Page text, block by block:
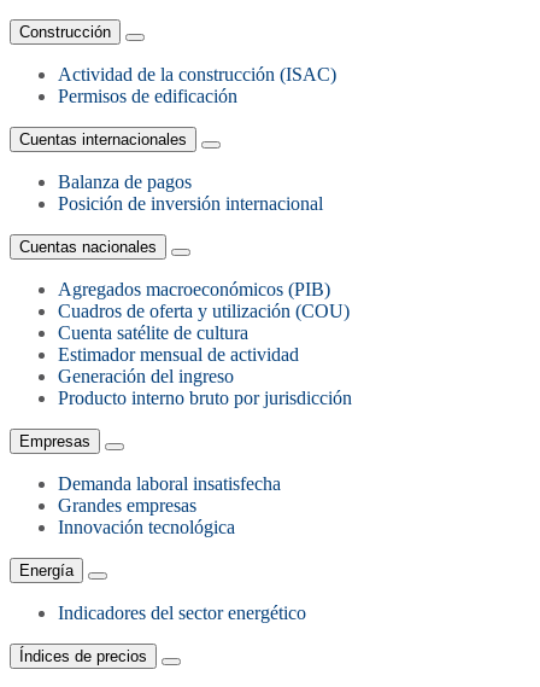
Construcción
Actividad de la construcción (ISAC)
Permisos de edificación
Cuentas internacionales
Balanza de pagos
Posición de inversión internacional
Cuentas nacionales
Agregados macroeconómicos (PIB)
Cuadros de oferta y utilización (COU)
Cuenta satélite de cultura
Estimador mensual de actividad
Generación del ingreso
Producto interno bruto por jurisdicción
Empresas
Demanda laboral insatisfecha
Grandes empresas
Innovación tecnológica
Energía
Indicadores del sector energético
Índices de precios